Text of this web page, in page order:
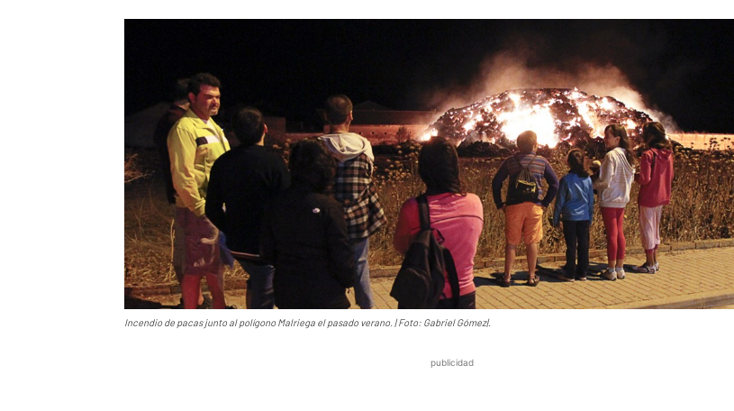
Incendio de pacas junto al polígono Malriega el pasado verano. | Foto: Gabriel Gómez|.
publicidad